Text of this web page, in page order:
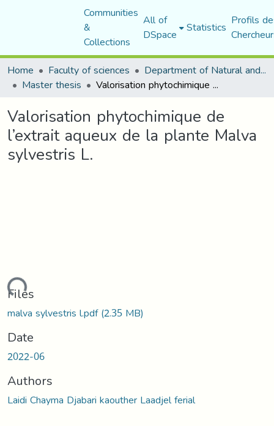
Communities
&
Collections
All of
DSpace Statistics Profils
Home
Faculty of sciences Department of Natural and Life Sciences
Master thesis Valorisation phytochimique de l’extrait aqueux de la plante Malva sylvestris L.
Valorisation phytochimique de
l’extrait aqueux de la plante Malva
sylvestris L.
Files
malva sylvestris l.pdf(2.35 MB)
Date
2022-06
Authors
Laidi Chayma Djabari kaouther Laadjel ferial